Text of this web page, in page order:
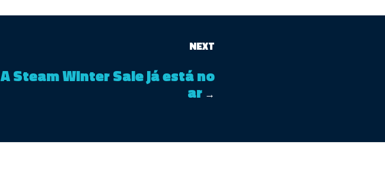
NEXT
A Steam Winter Sale já está no
ar →